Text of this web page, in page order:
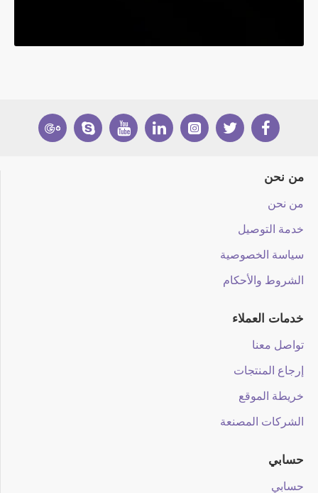
من نحن
من نحن
خدمة التوصيل
سياسة الخصوصية
الشروط والأحكام
خدمات العملاء
تواصل معنا
إرجاع المنتجات
خريطة الموقع
الشركات المصنعة
حسابي
حسابي